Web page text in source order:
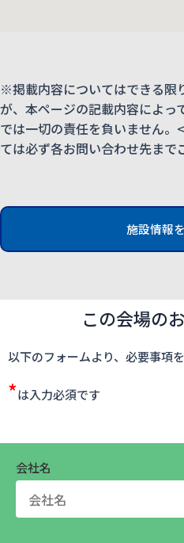
※掲載内容についてはできる限
が、本ページの記載内容によっ
では一切の責任を負いません
ては必ず各お問い合わせ先まで
施設情報
この会場の
以下のフォームより、必要事項
*は入力必須です
会社名